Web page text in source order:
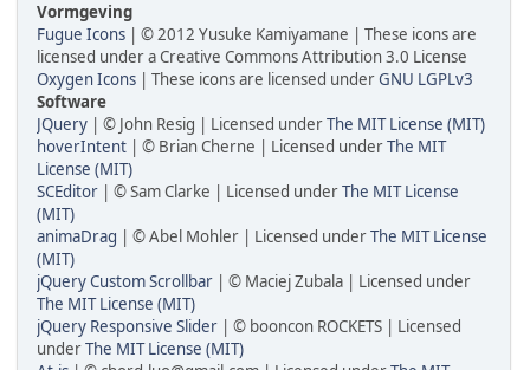
Vormgeving
Fugue Icons | © 2012 Yusuke Kamiyamane | These icons are
licensed under a Creative Commons Attribution 3.0 License
Oxygen Icons | These icons are licensed underGNU LGPLv3
Software
JQuery | © John Resig | Licensed underThe MIT License (MIT)
hoverIntent | © Brian Cherne | Licensed underThe MIT
License (MIT)
SCEditor | © Sam Clarke | Licensed underThe MIT License
(MIT)
animaDrag | © Abel Mohler | Licensed underThe MIT License
(MIT)
jQuery Custom Scrollbar | © Maciej Zubala | Licensed under
The MIT License (MIT)
jQuery Responsive Slider | © booncon ROCKETS | Licensed
underThe MIT License (MIT)